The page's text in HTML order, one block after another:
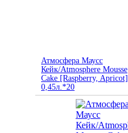
Атмосфера Маусс
Кейк/Atmosphere Mousse
Cake [Raspberry, Apricot]
0,45л.*20